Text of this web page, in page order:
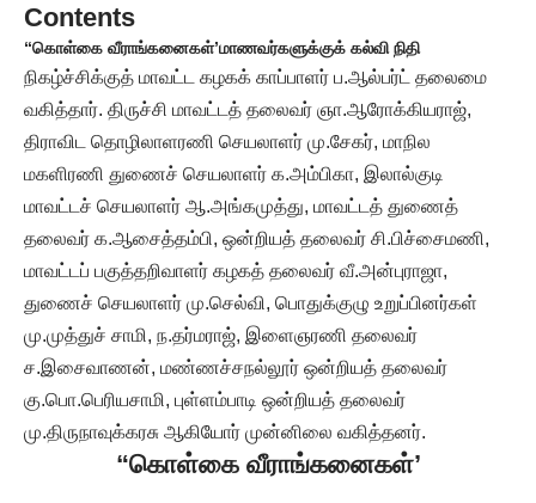
Contents
“கொள்கை வீராங்கனைகள்’மாணவர்களுக்குக் கல்வி நிதி
நிகழ்ச்சிக்குத் மாவட்ட கழகக் காப்பாளர் ப.ஆல்பர்ட் தலைமை
வகித்தார். திருச்சி மாவட்டத் தலைவர் ஞா.ஆரோக்கியராஜ்,
திராவிட தொழிலாளரணி செயலாளர் மு.சேகர், மாநில
மகளிரணி துணைச் செயலாளர் க.அம்பிகா, இலால்குடி
மாவட்டச் செயலாளர் ஆ.அங்கமுத்து, மாவட்டத் துணைத்
தலைவர் க.ஆசைத்தம்பி, ஒன்றியத் தலைவர் சி.பிச்சைமணி,
மாவட்டப் பகுத்தறிவாளர் கழகத் தலைவர் வீ.அன்புராஜா,
துணைச் செயலாளர் மு.செல்வி, பொதுக்குழு உறுப்பினர்கள்
மு.முத்துச் சாமி, ந.தர்மராஜ், இளைஞரணி தலைவர்
ச.இசைவாணன், மண்ணச்சநல்லூர் ஒன்றியத் தலைவர்
கு.பொ.பெரியசாமி, புள்ளம்பாடி ஒன்றியத் தலைவர்
மு.திருநாவுக்கரசு ஆகியோர் முன்னிலை வகித்தனர்.
“கொள்கை வீராங்கனைகள்’